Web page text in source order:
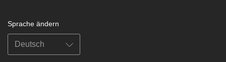
Sprache ändern